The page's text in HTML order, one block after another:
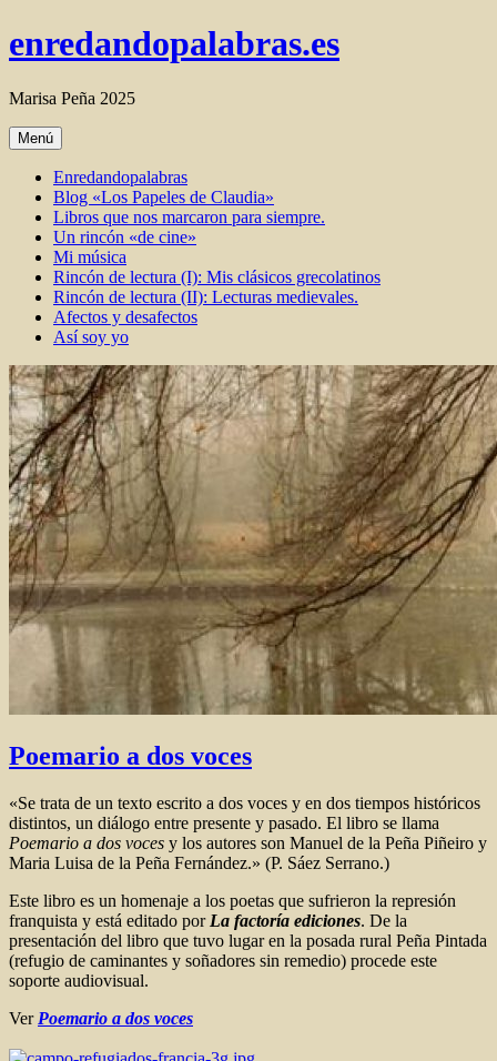
al
enredandopalabras.es
Marisa Peña 2025
Menú
Enredandopalabras
Blog «Los Papeles de Claudia»
Libros que nos marcaron para siempre.
Un rincón «de cine»
Mi música
Rincón de lectura (I): Mis clásicos grecolatinos
Rincón de lectura (II): Lecturas medievales.
Afectos y desafectos
Así soy yo
Poemario a dos voces
«Se trata de un texto escrito a dos voces y en dos tiempos históricos
distintos, un diálogo entre presente y pasado. El libro se llama
Poemario a dos voces y los autores son Manuel de la Peña Piñeiro y
Maria Luisa de la Peña Fernández.» (P. Sáez Serrano.)
Este libro es un homenaje a los poetas que sufrieron la represión
franquista y está editado por La factoría ediciones. De la
presentación del libro que tuvo lugar en la posada rural Peña Pintada
(refugio de caminantes y soñadores sin remedio) procede este
soporte audiovisual.
Ver Poemario a dos voces